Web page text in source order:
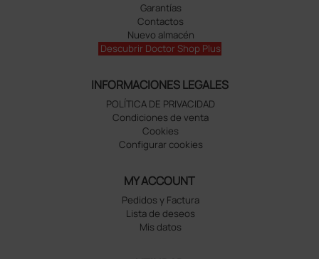
Garantías
Contactos
Nuevo almacén
Descubrir Doctor Shop Plus
INFORMACIONES LEGALES
POLÍTICA DE PRIVACIDAD
Condiciones de venta
Cookies
Configurar cookies
MY ACCOUNT
Pedidos y Factura
Lista de deseos
Mis datos